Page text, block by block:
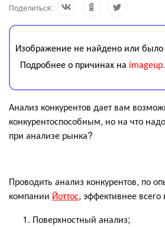
Поделиться:
Анализ конкурентов дает вам
конкурентоспособным, но на что
при анализе рынка?
Проводить анализ конкурентов, по
компании Йоттос, эффективнее всего
Поверхностный анализ;